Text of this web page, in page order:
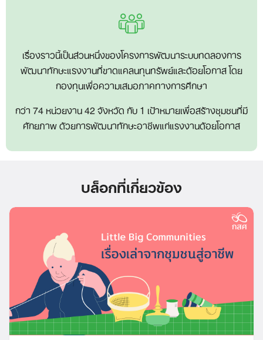
เรื่องราวนี้เป็นส่วนหนึ่งของโครงการพัฒนาระบบทดลองการ
พัฒนาทักษะแรงงานที่ขาดแคลนทุนทรัพย์และด้อยโอกาส โดย
กองทุนเพื่อความเสมอภาคทางการศึกษา
กว่า 74 หน่วยงาน 42 จังหวัด กับ 1 เป้าหมายเพื่อสร้างชุมชนที่มี
ศักยภาพ ด้วยการพัฒนาทักษะอาชีพแก่แรงงานด้อยโอกาส
บล็อกที่เกี่ยวข้อง